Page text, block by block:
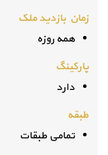
زمان بازدید ملک
همه روزه
پارکینگ
دارد
طبقه
تمامی طبقات